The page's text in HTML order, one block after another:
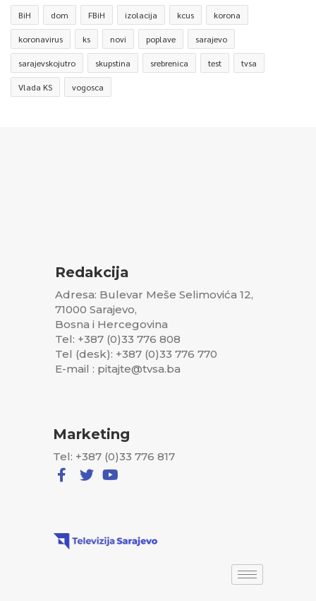
BiH dom FBiH izolacija kcus korona
koronavirus ks novi poplave sarajevo
sarajevskojutro skupstina srebrenica test tvsa
Vlada KS vogosca
Redakcija
Adresa: Bulevar Meše Selimovića 12,
71000 Sarajevo,
Bosna i Hercegovina
Tel: +387 (0)33 776 808
Tel (desk): +387 (0)33 776 770
E-mail : pitajte@tvsa.ba
Marketing
Tel: +387 (0)33 776 817